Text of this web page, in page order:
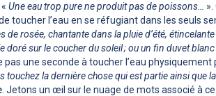
Une eau trop pure ne produit pas de poissons…
l’eau en se réfugiant dans les seuls
rosée, chantante dans la pluie d’été,
sur le coucher du soleil ; ou un fin duvet
pas une seconde à toucher l’eau
la dernière chose qui est partie ainsi que
. Jetons un œil sur le nuage de mots associé à